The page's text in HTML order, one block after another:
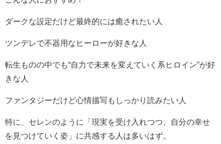
ダークな設定だけど最終的には癒されたい人
ツンデレで不器用なヒーローが好きな人
転生ものの中でも“自力で未来を変えていく系ヒロイン”が好
きな人
ファンタジーだけど心情描写もしっかり読みたい人
特に、セレンのように「現実を受け入れつつ、自分の幸せ
を見つけていく姿」に共感する人は多いはず。